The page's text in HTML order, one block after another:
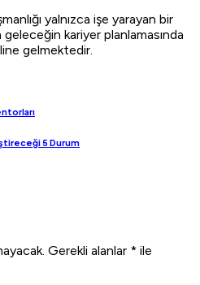
yalnızca işe yarayan bir
kariyer planlamasında
gelmektedir.
5 Durum
Gerekli alanlar * ile